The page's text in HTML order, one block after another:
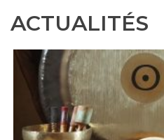
ACTUALITÉS